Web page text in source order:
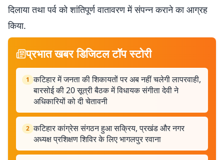
दिलाया तथा पर्व को शांतिपूर्ण वातावरण में संपन्न कराने का आग्रह
किया.
प्रभात खबर डिजिटल टॉप स्टोरी
1 कटिहार में जनता की शिकायतों पर अब नहीं चलेगी लापरवाही,
बारसोई की 20 सूत्री बैठक में विधायक संगीता देवी ने
अधिकारियों को दी चेतावनी
2 कटिहार कांग्रेस संगठन हुआ सक्रिय, प्रखंड और नगर
अध्यक्ष प्रशिक्षण शिविर के लिए भागलपुर रवाना